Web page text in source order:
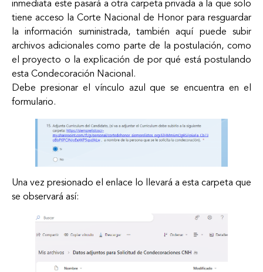
inmediata este pasará a otra carpeta privada a la que solo
tiene acceso la Corte Nacional de Honor para resguardar
la información suministrada, también aquí puede subir
archivos adicionales como parte de la postulación, como
el proyecto o la explicación de por qué está postulando
esta Condecoración Nacional.
Debe presionar el vínculo azul que se encuentra en el
formulario.
Una vez presionado el enlace lo llevará a esta carpeta que
se observará así: